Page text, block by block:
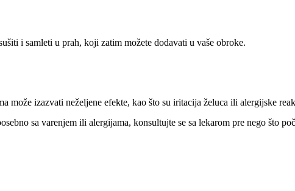
i samleti u prah, koji zatim možete dodavati u vaše obroke.
može izazvati neželjene efekte, kao što su iritacija želuca ili alergijske
sa varenjem ili alergijama, konsultujte se sa lekarom pre nego što